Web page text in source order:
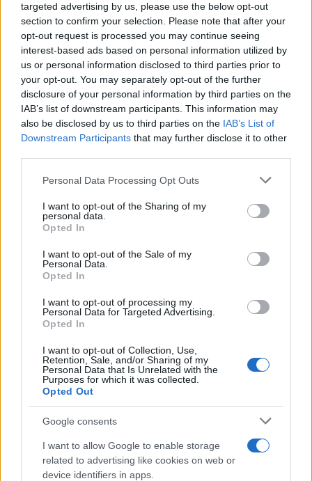
targeted advertising by us, please use the below opt-out
section to confirm your selection. Please note that after your
opt-out request is processed you may continue seeing
interest-based ads based on personal information utilized by
us or personal information disclosed to third parties prior to
your opt-out. You may separately opt-out of the further
disclosure of your personal information by third parties on the
IAB’s list of downstream participants. This information may
also be disclosed by us to third parties on the IAB’s List of
Downstream Participants that may further disclose it to other
Please note that this website/app uses one or more Google
not limited to your visit or usage behaviour. You may click to
grant or deny consent to Google and its third-party tags to
use your data for below specified purposes in below Google
consent section.
Personal Data Processing Opt Outs
I want to opt-out of the Sharing of my
personal data.
Opted In
I want to opt-out of the Sale of my
Personal Data.
Opted In
I want to opt-out of processing my
Personal Data for Targeted Advertising.
Opted In
I want to opt-out of Collection, Use,
Retention, Sale, and/or Sharing of my
Personal Data that Is Unrelated with the
Purposes for which it was collected.
Opted Out
Google consents
I want to allow Google to enable storage
related to advertising like cookies on web or
device identifiers in apps.
Η υπόθεση, που έχει πάρει πλέον τον δρόμο της
δικαιοσύνης έπειτα από μηνύσεις που
κατατέθηκαν, σημειώθηκε σε μεγάλο χωριό της
ανατολικής πλευράς του νησιού ανάμεσα σε τρεις
μαθήτριες: μία 13χρονη, μαθήτρια της Α’
Γυμνασίου και άλλες δύο αδελφές 15 ετών, οι
οποίες ήταν επίσης μαθήτριες στο ίδιο σχολείο.